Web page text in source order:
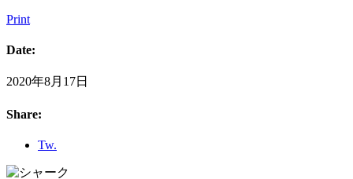
Print
Date:
2020年8月17日
Share:
Tw.